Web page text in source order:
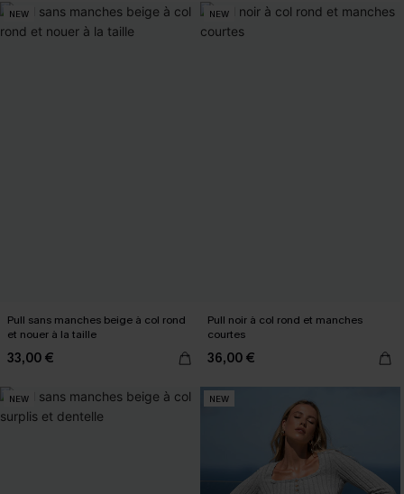
NEW
Pull sans manches beige à col rond
et nouer à la taille
33,00 €
NEW
Pull noir à col rond et manches
courtes
36,00 €
NEW NEW